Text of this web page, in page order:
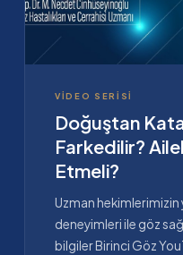
VIDEO SERISI
Doğuştan
Farkedilir?
Etmeli?
Uzman hekimlerimizin
deneyimleri ile göz
bilgiler Birinci Göz